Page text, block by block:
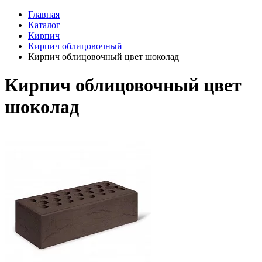
Главная
Каталог
Кирпич
Кирпич облицовочный
Кирпич облицовочный цвет шоколад
Кирпич облицовочный цвет
шоколад